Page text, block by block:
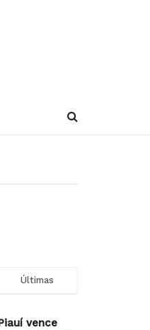
Últimas
vence